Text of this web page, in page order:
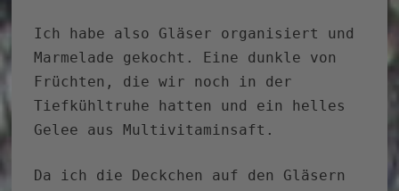
Ich habe also Gläser organisiert und
Marmelade gekocht. Eine dunkle von
Früchten, die wir noch in der
Tiefkühltruhe hatten und ein helles
Gelee aus Multivitaminsaft.
Da ich die Deckchen auf den Gläsern